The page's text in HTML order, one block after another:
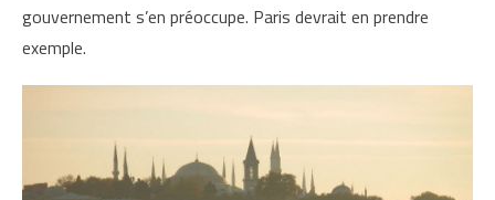
gouvernement s’en préoccupe. Paris devrait en prendre
exemple.